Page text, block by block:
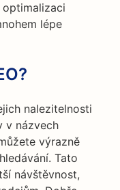
lépe
nalezitelnosti
v názvech
výrazně
Tato
návštěvnost,